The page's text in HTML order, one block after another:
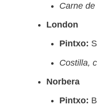
Carne
London
Pintxo:
Costilla,
Norbera
Pintxo: